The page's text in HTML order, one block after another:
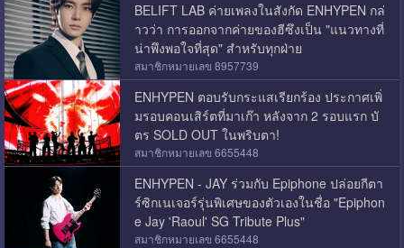
BELIFT LAB ค่ายเพลงในสังกัด ENHYPEN กล่
าวว่า การออกจากค่ายของฮีซึงเป็น "แนวทางที่
น่าพึงพอใจที่สุด" สำหรับทุกฝ่าย
สมาชิกหมายเลข 8957739
ENHYPEN ตอบรับกระแสเรียกร้อง ประกาศเพิ่
มรอบคอนเสิร์ตที่มาเก๊า หลังจาก 2 รอบแรก บั
ตร SOLD OUT ในพริบตา!
สมาชิกหมายเลข 6655448
ENHYPEN - JAY ร่วมกับ Epiphone ปล่อยกีตา
ร์ซิกเนเจอร์รุ่นพิเศษของตัวเองในชื่อ "Epiphon
e Jay 'Raoul' SG Tribute Plus"
สมาชิกหมายเลข 6655448